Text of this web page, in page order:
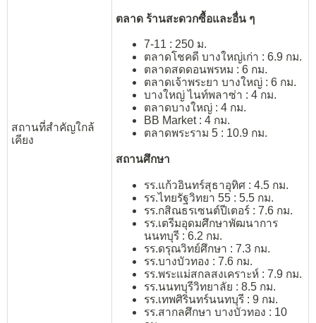
สถานที่สำคัญใกล้
เคียง
ตลาด ร้านสะดวกซื้อและอื่น ๆ
7-11 : 250 ม.
ตลาดโชคดี บางใหญ่เก่า : 6.9 กม.
ตลาดสดดอนพรหม : 6 กม.
ตลาดเจ้าพระยา บางใหญ่ : 6 กม.
บางใหญ่ ไนท์พลาซ่า : 4 กม.
ตลาดบางใหญ่ : 4 กม.
BB Market : 4 กม.
ตลาดพระราม 5 : 10.9 กม.
สถานศึกษา
รร.แก้วอินทร์สุธาอุทิศ : 4.5 กม.
รร.ไทยรัฐวิทยา 55 : 5.5 กม.
รร.กสิณธรเซนต์ปีเตอร์ : 7.6 กม.
รร.เตรีมอุดมศึกษาพัฒนาการ
นนทบุรี : 6.2 กม.
รร.ดรุณวิทย์ศึกษา : 7.3 กม.
รร.บางบัวทอง : 7.6 กม.
รร.พระแม่สกลสงเคราะห์ : 7.9 กม.
รร.นนทบุรีวิทยาลัย : 8.5 กม.
รร.เทพศิรินทร์นนทบุรี : 9 กม.
รร.สากลศึกษา บางบัวทอง : 10